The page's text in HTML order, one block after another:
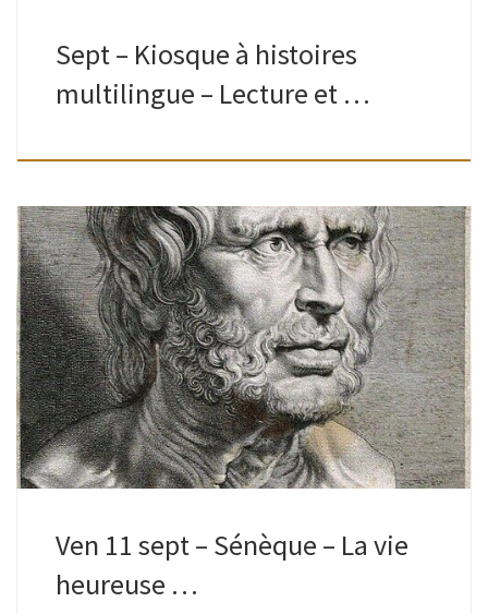
Sept – Kiosque à histoires
multilingue – Lecture et …
Ados-adultes | Bibliothèque de Watermael| 10H – 13H Un
arpentage, c’est quoi ?On découpe le livre, chacun en reçoit
une partie, la lit en silence et partage ensuite ses
impressions […]
Ven 11 sept – Sénèque – La vie
heureuse …